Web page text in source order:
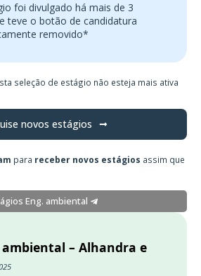
foi divulgado há mais de 3
teve o botão de candidatura
removido*
seleção de estágio não esteja mais ativa
novos estágios
para receber novos estágios assim que
Eng. ambiental
– Alhandra e